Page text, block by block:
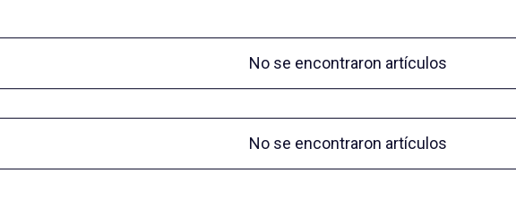
No se encontraron artículos
No se encontraron artículos